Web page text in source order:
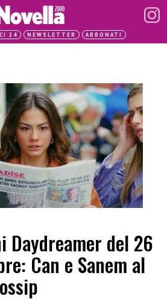
24 NEWSLETTER ABBONATI
Daydreamer del 26
Can e Sanem al